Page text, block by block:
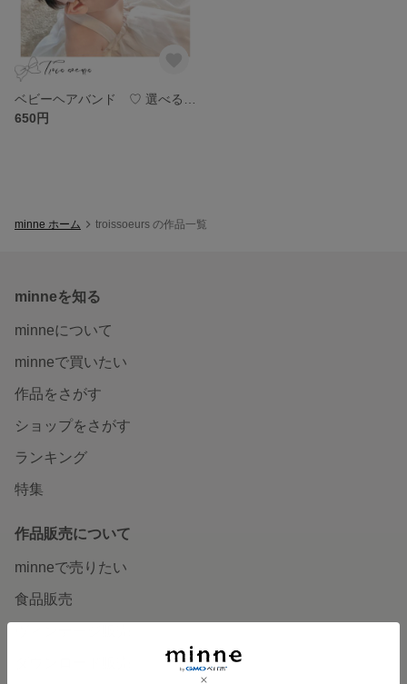
650円
minne ホーム troissoeurs の作品一覧
minneを知る
minneについて
minneで買いたい
作品をさがす
ショップをさがす
ランキング
特集
作品販売について
minneで売りたい
食品販売